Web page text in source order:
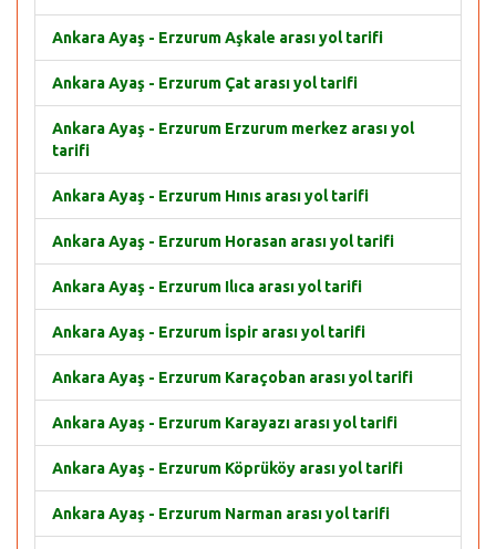
Ankara Ayaş - Erzurum Aşkale arası yol tarifi
Ankara Ayaş - Erzurum Çat arası yol tarifi
Ankara Ayaş - Erzurum Erzurum merkez arası yol
tarifi
Ankara Ayaş - Erzurum Hınıs arası yol tarifi
Ankara Ayaş - Erzurum Horasan arası yol tarifi
Ankara Ayaş - Erzurum Ilıca arası yol tarifi
Ankara Ayaş - Erzurum İspir arası yol tarifi
Ankara Ayaş - Erzurum Karaçoban arası yol tarifi
Ankara Ayaş - Erzurum Karayazı arası yol tarifi
Ankara Ayaş - Erzurum Köprüköy arası yol tarifi
Ankara Ayaş - Erzurum Narman arası yol tarifi